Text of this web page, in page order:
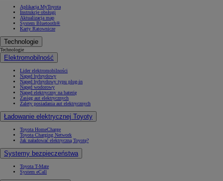
Aplikacja MyToyota
Instrukcje obsługi
Aktualizacja map
System Bluetooth®
Karty Ratownicze
Technologie
Technologie
Elektromobilność
Lider elektromobilności
Napęd hybrydowy
Napęd hybrydowy typu plug-in
Napęd wodorowy
Napęd elektryczny na baterię
Zasięg aut elektrycznych
Zalety posiadania aut elektrycznych
Ładowanie elektrycznej Toyoty
Toyota HomeCharge
Toyota Charging Network
Jak naładować elektryczną Toyotę?
Systemy bezpieczeństwa
Toyota T-Mate
System eCall